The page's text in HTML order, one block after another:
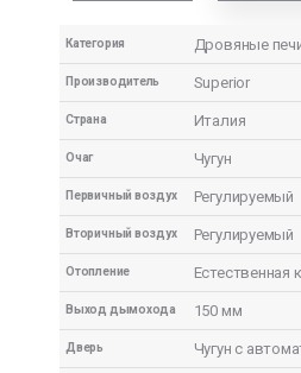
Категория Дровяные
Производитель Superior
Страна Италия
Очаг Чугун
Первичный воздух Регулируемый
Вторичный воздух Регулируемый
Отопление Естественная
Выход дымохода 150 мм
Дверь Чугун с